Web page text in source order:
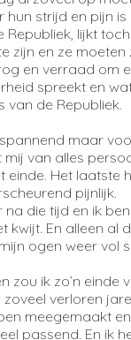
hun strijd en pijn
Republiek, lijkt
zijn en ze moeten
en verraad om
spreekt en
van de Republiek.
maar
van alles
einde. Het laatste
pijnlijk.
na die tijd en ik
kwijt. En alleen al
ogen weer vol
zou ik zo’n einde
verloren
meegemaakt
passend. En ik